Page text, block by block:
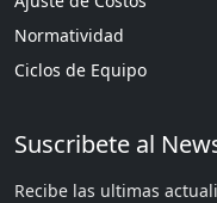
Normatividad
Ciclos de Equipo
Suscribete al
Recibe las ultimas